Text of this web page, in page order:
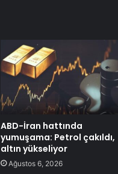
ABD-İran hattında
yumuşama: Petrol çakıldı,
altın yükseliyor
Ağustos 6, 2026